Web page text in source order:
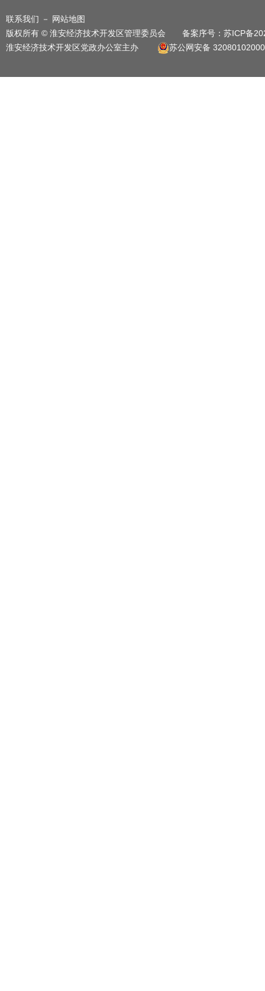
联系我们 －
网站地图
版权所有 © 淮安经济技术开发区管理委员会 备案序号： 苏ICP备
淮安经济技术开发区党政办公室主办
苏公网安备